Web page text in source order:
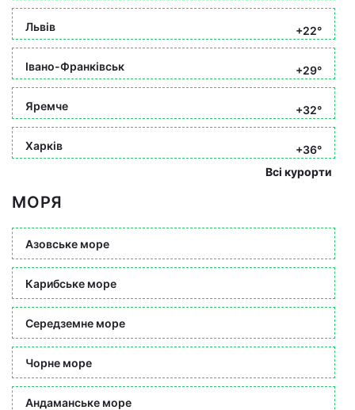
Львів +22°
Івано-Франківськ +29°
Яремче +32°
Харків
+36°
Всі курорти
МОРЯ
Азовське море
Карибське море
Середземне море
Чорне море
Андаманське море